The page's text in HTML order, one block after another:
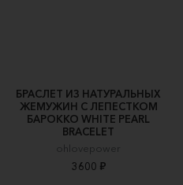
БРАСЛЕТ ИЗ НАТУРАЛЬНЫХ
ЖЕМУЖИН С ЛЕПЕСТКОМ
БАРОККО WHITE PEARL
BRACELET
ohlovepower
3600 ₽